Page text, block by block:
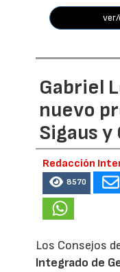
Gabriel
nuevo
Sigaus y
Redacción
8570
Los Consejos
Integrado de